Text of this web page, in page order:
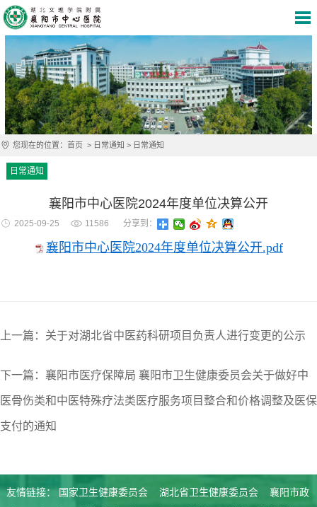
您现在的位置： 首页 > 日常通知 > 日常通知
日常通知
襄阳市中心医院2024年度单位决算公开
2025-09-25 11586 分享到：
襄阳市中心医院2024年度单位决算公开.pdf
上一篇：关于对湖北省中医药科研项目负责人进行变更的公示
下一篇：襄阳市医疗保障局 襄阳市卫生健康委员会关于做好中
医骨伤类和中医特殊疗法类医疗服务项目整合和价格调整及医保
支付的通知
友情链接： 国家卫生健康委员会 湖北省卫生健康委员会
襄阳市政